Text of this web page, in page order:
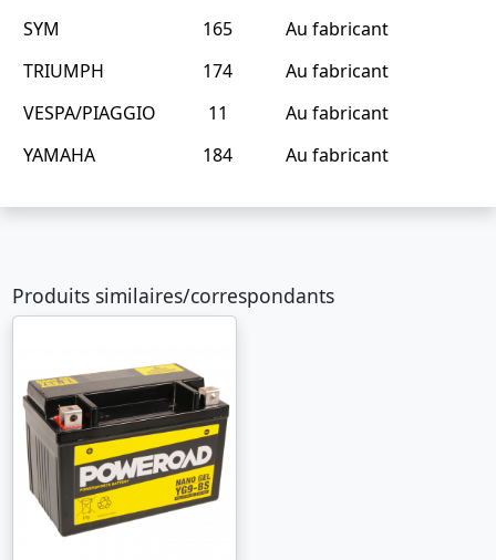
SYM
165
Au fabricant
TRIUMPH
174
Au fabricant
VESPA/PIAGGIO
11
Au fabricant
YAMAHA
184 Au fabricant
Produits similaires/correspondants